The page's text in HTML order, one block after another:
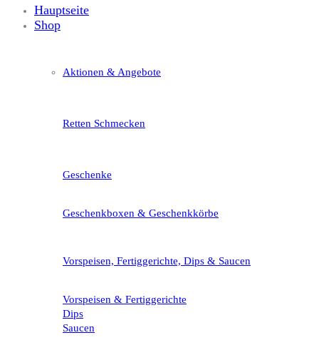
Hauptseite
Shop
Aktionen & Angebote
Retten Schmecken
Geschenke
Geschenkboxen & Geschenkkörbe
Vorspeisen, Fertiggerichte, Dips & Saucen
Vorspeisen & Fertiggerichte
Dips
Saucen